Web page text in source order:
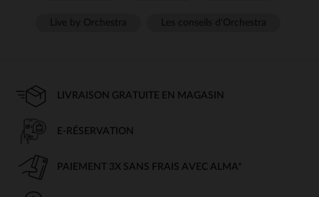
LIVRAISON GRATUITE EN MAGASIN
E-RÉSERVATION
PAIEMENT 3X SANS FRAIS AVEC ALMA*